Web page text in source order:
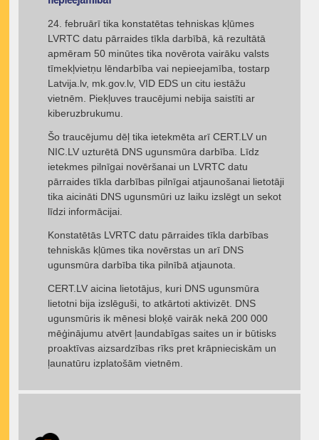
24. februārī tika konstatētas tehniskas kļūmes
LVRTC datu pārraides tīkla darbībā, kā rezultātā
apmēram 50 minūtes tika novērota vairāku valsts
tīmekļvietņu lēndarbība vai nepieejamība, tostarp
Latvija.lv, mk.gov.lv, VID EDS un citu iestāžu
vietnēm. Piekļuves traucējumi nebija saistīti ar
kiberuzbrukumu.
Šo traucējumu dēļ tika ietekmēta arī CERT.LV un
NIC.LV uzturētā DNS ugunsmūra darbība. Līdz
ietekmes pilnīgai novēršanai un LVRTC datu
pārraides tīkla darbības pilnīgai atjaunošanai lietotāji
tika aicināti DNS ugunsmūri uz laiku izslēgt un sekot
līdzi informācijai.
Konstatētās LVRTC datu pārraides tīkla darbības
tehniskās kļūmes tika novērstas un arī DNS
ugunsmūra darbība tika pilnībā atjaunota.
CERT.LV aicina lietotājus, kuri DNS ugunsmūra
lietotni bija izslēguši, to atkārtoti aktivizēt. DNS
ugunsmūris ik mēnesi bloķē vairāk nekā 200 000
mēģinājumu atvērt ļaundabīgas saites un ir būtisks
proaktīvas aizsardzības rīks pret krāpnieciskām un
ļaunatūru izplatošām vietnēm.